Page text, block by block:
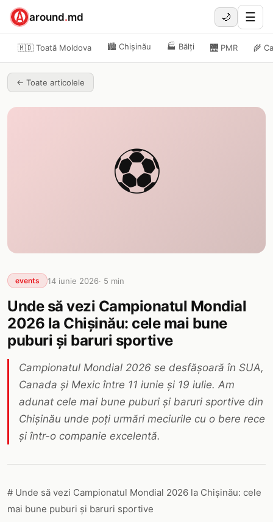
around.md 🌙 ☰
🇲🇩 Toată Moldova 🏙️ Chișinău 🏭 Bălți 🌉 PMR 🌾
← Toate articolele
⚽
events 14 iunie 2026· 5 min
Unde să vezi Campionatul Mondial
2026 la Chișinău: cele mai bune
puburi și baruri sportive
Campionatul Mondial 2026 se desfășoară în SUA,
Canada și Mexic între 11 iunie și 19 iulie. Am
adunat cele mai bune puburi și baruri sportive din
Chișinău unde poți urmări meciurile cu o bere rece
și într-o companie excelentă.
# Unde să vezi Campionatul Mondial 2026 la Chișinău: cele
mai bune puburi și baruri sportive